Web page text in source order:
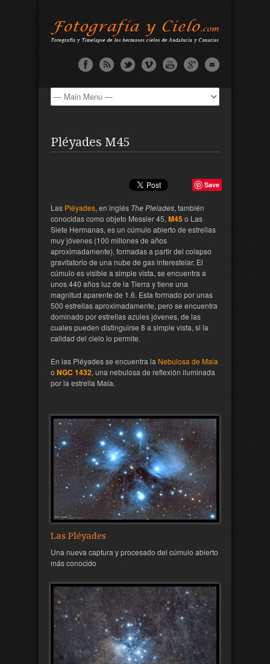
Pléyades M45
Save
Las Pléyades, en inglés The Pleiades, también
conocidas como objeto Messier 45, M45o Las
Siete Hermanas, es un cúmulo abierto de estrellas
muy jóvenes (100 millones de años
aproximadamente), formadas a partir del colapso
gravitatorio de una nube de gas interestelar. El
cúmulo es visible a simple vista, se encuentra a
unos 440 años luz de la Tierra y tiene una
magnitud aparente de 1.6. Esta formado por unas
500 estrellas aproximadamente, pero se encuentra
dominado por estrellas azules jóvenes, de las
cuales pueden distinguirse 8 a simple vista, si la
calidad del cielo lo permite.
En las Pléyades se encuentra la Nebulosa de Maia
o NGC 1432, una nebulosa de reflexión iluminada
por la estrella Maia.
Las Pléyades
Una nueva captura y procesado del cúmulo abierto
más conocido